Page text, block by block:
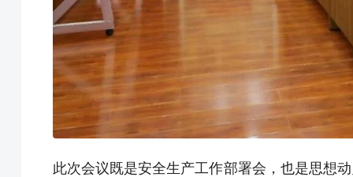
此次会议既是安全生产工作部署会，也是思想